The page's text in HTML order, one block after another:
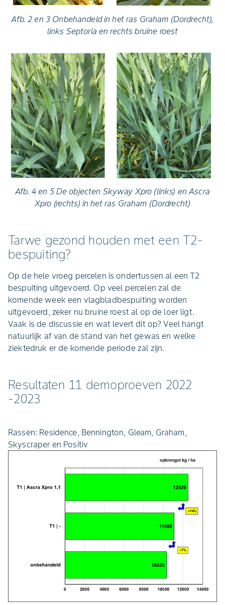
Afb. 2 en 3 Onbehandeld in het ras Graham (Dordrecht),
links Septoria en rechts bruine roest
Afb. 4 en 5 De objecten Skyway Xpro (links) en Ascra
Xpro (rechts) in het ras Graham (Dordrecht)
Tarwe gezond houden met een T2-
bespuiting?
Op de hele vroeg percelen is ondertussen al een T2
bespuiting uitgevoerd. Op veel percelen zal de
komende week een vlagbladbespuiting worden
uitgevoerd, zeker nu bruine roest al op de loer ligt.
Vaak is de discussie en wat levert dit op? Veel hangt
natuurlijk af van de stand van het gewas en welke
ziektedruk er de komende periode zal zijn.
Resultaten 11 demoproeven 2022
-2023
Rassen: Residence, Bennington, Gleam, Graham,
Skyscraper en Positiv